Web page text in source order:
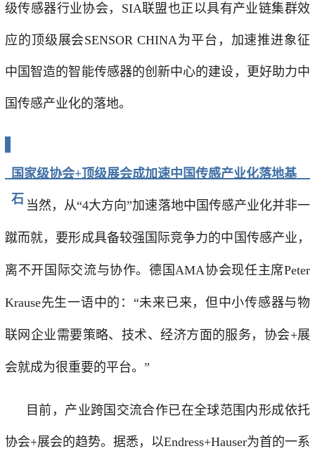
级传感器行业协会，SIA联盟也正以具有产业链集群效
应的顶级展会SENSOR CHINA为平台，加速推进象征
中国智造的智能传感器的创新中心的建设，更好助力中
国传感产业化的落地。
国家级协会+顶级展会成加速中国传感产业化落地基
石 当然，从“4大方向”加速落地中国传感产业化并非一
蹴而就，要形成具备较强国际竞争力的中国传感产业，
离不开国际交流与协作。德国AMA协会现任主席Peter
Krause先生一语中的：“未来已来，但中小传感器与物
联网企业需要策略、技术、经济方面的服务，协会+展
会就成为很重要的平台。”
目前，产业跨国交流合作已在全球范围内形成依托
协会+展会的趋势。据悉，以Endress+Hauser为首的一系